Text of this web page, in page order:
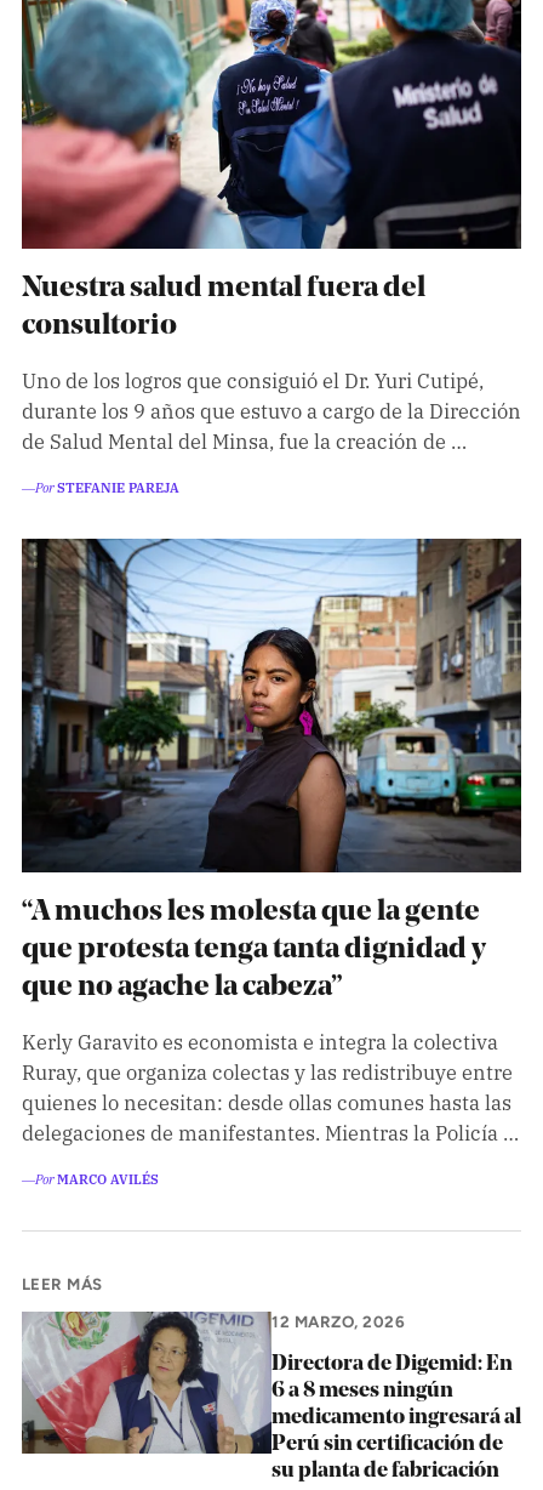
Nuestra salud mental fuera del
consultorio
Uno de los logros que consiguió el Dr. Yuri Cutipé,
durante los 9 años que estuvo a cargo de la Dirección
de Salud Mental del Minsa, fue la creación de …
―PorSTEFANIE PAREJA
“A muchos les molesta que la gente
que protesta tenga tanta dignidad y
que no agache la cabeza”
Kerly Garavito es economista e integra la colectiva
Ruray, que organiza colectas y las redistribuye entre
quienes lo necesitan: desde ollas comunes hasta las
delegaciones de manifestantes. Mientras la Policía …
―PorMARCO AVILÉS
LEER MÁS
12 MARZO, 2026
Directora de Digemid: En
6 a 8 meses ningún
medicamento ingresará al
Perú sin certificación de
su planta de fabricación